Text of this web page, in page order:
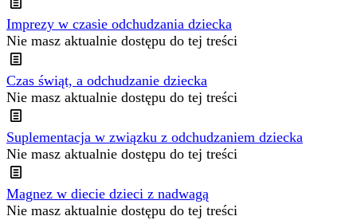
Imprezy w czasie odchudzania dziecka
Nie masz aktualnie dostępu do tej treści
Czas świąt, a odchudzanie dziecka
Nie masz aktualnie dostępu do tej treści
Suplementacja w związku z odchudzaniem dziecka
Nie masz aktualnie dostępu do tej treści
Magnez w diecie dzieci z nadwagą
Nie masz aktualnie dostępu do tej treści